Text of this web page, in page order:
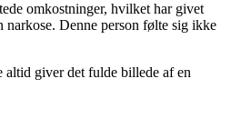
omkostninger, hvilket har givet
narkose. Denne person følte sig ikke
altid giver det fulde billede af en